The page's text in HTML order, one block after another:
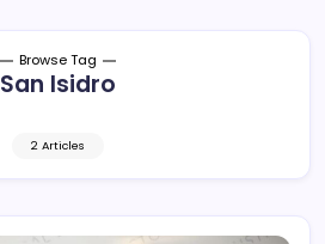
Browse Tag
San Isidro
2 Articles